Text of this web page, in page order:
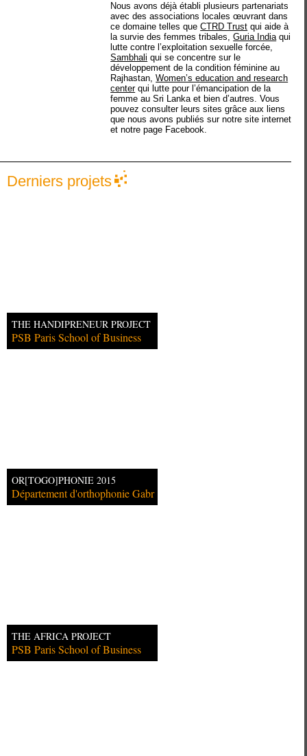
Nous avons déjà établi plusieurs partenariats
avec des associations locales œuvrant dans
ce domaine telles queCTRD Trust qui aide à
la survie des femmes tribales,Guria Indiaqui
lutte contre l’exploitation sexuelle forcée,
Sambhali qui se concentre sur le
développement de la condition féminine au
Rajhastan,Women’s education and research
centerqui lutte pour l’émancipation de la
femme au Sri Lanka et bien d’autres. Vous
pouvez consulter leurs sites grâce aux liens
que nous avons publiés sur notre site internet
et notre page Facebook.
Derniers projets
THE HANDIPRENEUR PROJECT
PSB Paris School of Business
OR[TOGO]PHONIE 2015
Département d'orthophonie Gabr
THE AFRICA PROJECT
PSB Paris School of Business